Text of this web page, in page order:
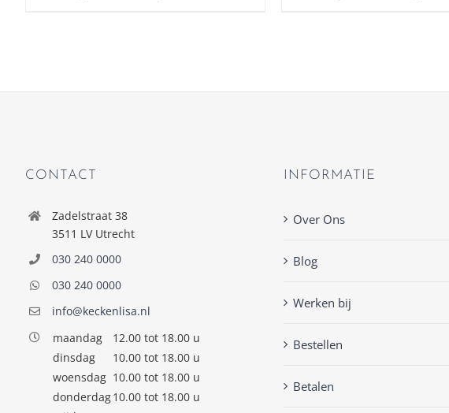
CONTACT
Zadelstraat 38
3511 LV Utrecht
030 240 0000
030 240 0000
info@keckenlisa.nl
maandag
12.00 tot 18.00 u
dinsdag
10.00 tot 18.00 u
woensdag 10.00 tot 18.00 u
donderdag10.00 tot 18.00 u
INFORMATIE
Over Ons
Blog
Werken bij
Bestellen
Betalen